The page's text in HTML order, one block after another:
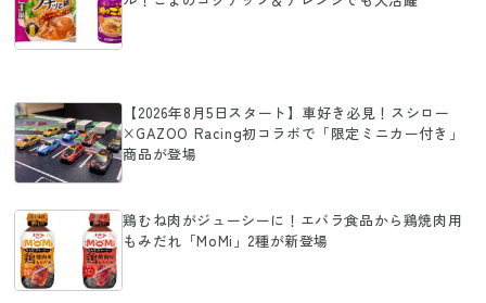
【2026年8月5日スタート】車好き必見！スシロー
×GAZOO Racing初コラボで「限定ミニカー付き」
商品が登場
鶏むね肉がジューシーに！エバラ食品から鶏焼肉用
もみだれ「MoMi」2種が新登場